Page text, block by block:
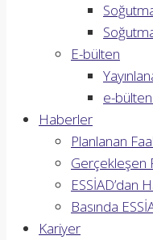
E-bülten
e-
Haberler
Planlanan
Gerçekleşen
ESSİAD’dan
Basında
Kariyer